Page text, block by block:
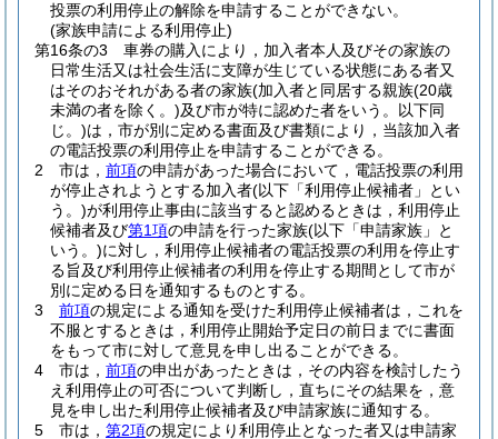
投票の利用停止の解除を申請することができない。
(家族申請による利用停止)
第16条の3
車券の購入により，加入者本人及びその家族の
日常生活又は社会生活に支障が生じている状態にある者又
はそのおそれがある者の家族(加入者と同居する親族(20歳
未満の者を除く。)及び市が特に認めた者をいう。以下同
じ。)は，市が別に定める書面及び書類により，当該加入者
の電話投票の利用停止を申請することができる。
2
市は， 前項の申請があった場合において，電話投票の利用
が停止されようとする加入者(以下「利用停止候補者」とい
う。)が利用停止事由に該当すると認めるときは，利用停止
候補者及び第1項の申請を行った家族(以下「申請家族」と
いう。)に対し，利用停止候補者の電話投票の利用を停止す
る旨及び利用停止候補者の利用を停止する期間として市が
別に定める日を通知するものとする。
3
前項の規定による通知を受けた利用停止候補者は，これを
不服とするときは，利用停止開始予定日の前日までに書面
をもって市に対して意見を申し出ることができる。
4
市は， 前項の申出があったときは，その内容を検討したう
え利用停止の可否について判断し，直ちにその結果を，意
見を申し出た利用停止候補者及び申請家族に通知する。
5
市は， 第2項の規定により利用停止となった者又は申請家